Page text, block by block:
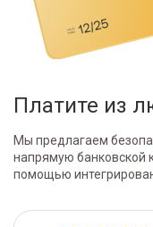
Платите из
Мы предлагаем
напрямую банковской
помощью